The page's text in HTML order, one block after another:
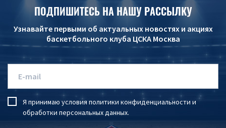
ПОДПИШИТЕСЬ НА НАШУ РАССЫЛКУ
Узнавайте первыми об актуальных новостях и акциях
баскетбольного клуба ЦСКА Москва
Я принимаю условия политики конфиденциальности и
обработки персональных данных.